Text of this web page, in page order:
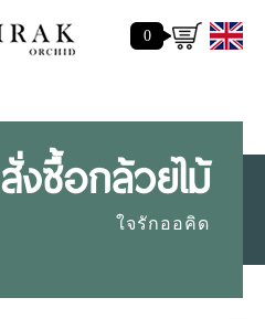
0
สั่งซื้อกล้วยไม้
ใจรักออคิด